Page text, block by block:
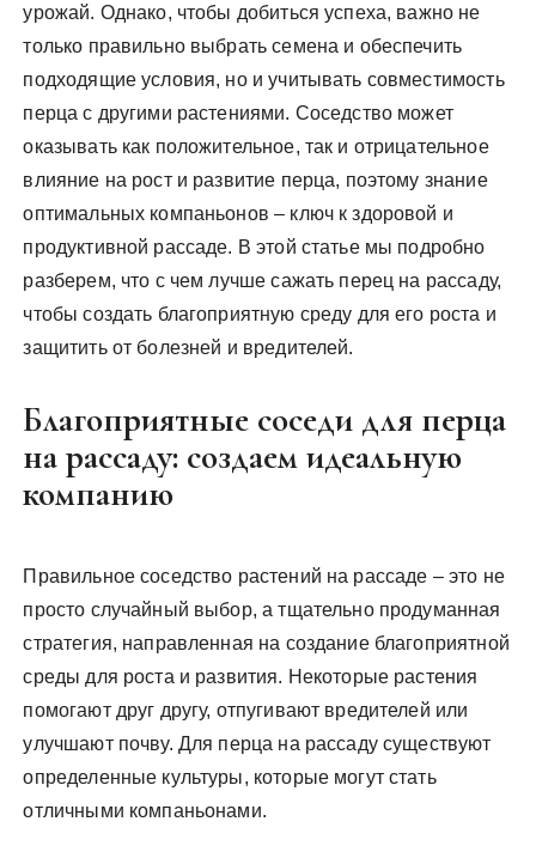
урожай. Однако, чтобы добиться успеха, важно не
только правильно выбрать семена и обеспечить
подходящие условия, но и учитывать совместимость
перца с другими растениями. Соседство может
оказывать как положительное, так и отрицательное
влияние на рост и развитие перца, поэтому знание
оптимальных компаньонов – ключ к здоровой и
продуктивной рассаде. В этой статье мы подробно
разберем, что с чем лучше сажать перец на рассаду,
чтобы создать благоприятную среду для его роста и
защитить от болезней и вредителей.
Благоприятные соседи для перца
на рассаду: создаем идеальную
компанию
Правильное соседство растений на рассаде – это не
просто случайный выбор, а тщательно продуманная
стратегия, направленная на создание благоприятной
среды для роста и развития. Некоторые растения
помогают друг другу, отпугивают вредителей или
улучшают почву. Для перца на рассаду существуют
определенные культуры, которые могут стать
отличными компаньонами.